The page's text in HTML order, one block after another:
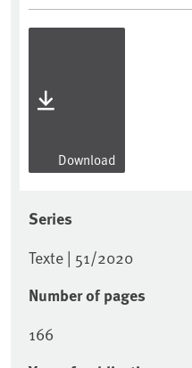
Download
Series
Texte | 51/2020
Number of pages
166